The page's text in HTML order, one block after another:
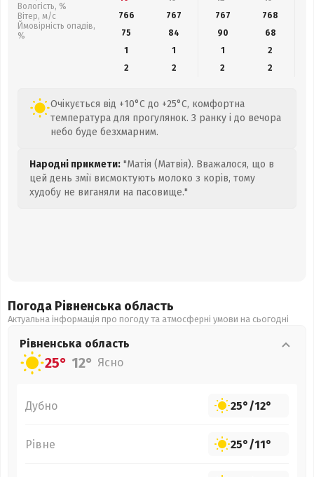
Вологість, %
Вітер, м/с
Ймовірність опадів,
%
766
767 767 768
75
84 90 68
1
1 1
2
2
2 2 2
Очікується від +10°C до +25°C, комфортна
температура для прогулянок. З ранку і до вечора
небо буде безхмарним.
Народні прикмети: "Матія (Матвія). Вважалося, що в
цей день змії висмоктують молоко з корів, тому
худобу не виганяли на пасовище."
Погода Рівненська область
Актуальна інформація про погоду та атмосферні умови на сьогодні
Рівненська область
25° 12° Ясно
Дубно 25°/12°
Рівне 25°/11°